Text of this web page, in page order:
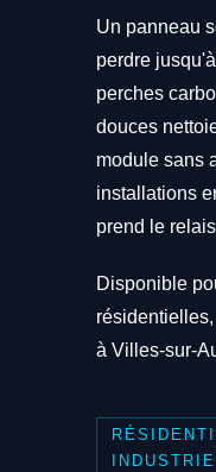
Un panneau
perdre
perches
douces
module sans
installations
prend le
Disponible
à Villes-sur-